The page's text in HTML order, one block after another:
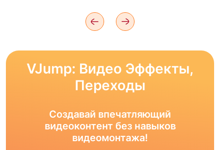
VJump: Видео Эффекты,
Переходы
Создавай впечатляющий
видеоконтент без навыков
видеомонтажа!